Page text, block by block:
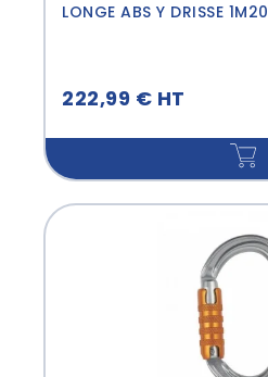
LONGE ABS Y DRISSE 1M20
222,99 € HT